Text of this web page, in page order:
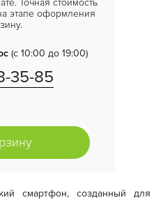
Точная стоимость
этапе оформления
(с 10:00 до 19:00)
35-85
смартфон, созданный для